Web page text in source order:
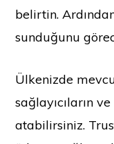
belirtin.
sunduğunu
Ülkenizde
sağlayıcıların
atabilirsiniz.